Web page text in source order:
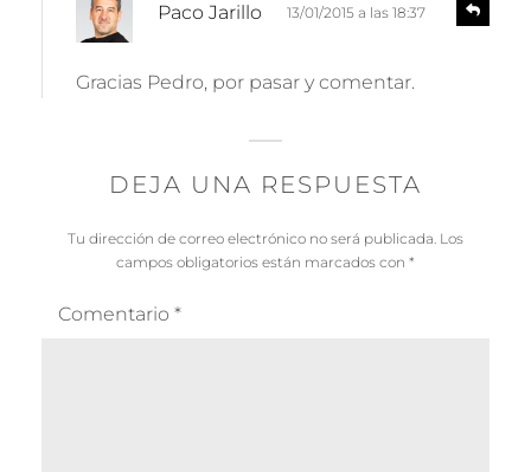
r
Paco Jarillo
e
13/01/2015 a las 18:37
Gracias Pedro, por pasar y comentar.
e
DEJA UNA RESPUESTA
Tu dirección de correo electrónico no será publicada. Los
campos obligatorios están marcados con *
Comentario *